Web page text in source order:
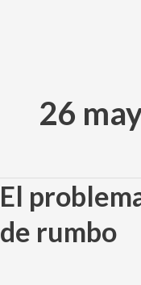
contenido
26
El
de rumbo
El
problema
está